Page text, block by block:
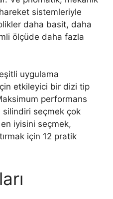
sistemleriyle
daha basit, daha
ölçüde daha fazla
uygulama
etkileyici bir dizi tip
performans
seçmek çok
iyisini seçmek,
için 12 pratik